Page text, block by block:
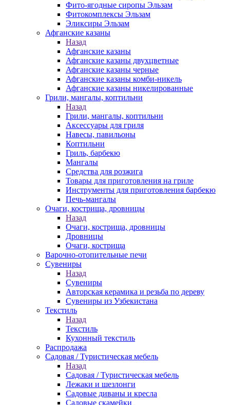
Фито-ягодные сиропы Эльзам
Фитокомплексы Эльзам
Эликсиры Эльзам
Афганские казаны
Назад
Афганские казаны
Афганские казаны двухцветные
Афганские казаны черные
Афганские казаны комби-никель
Афганские казаны никелированные
Грили, мангалы, коптильни
Назад
Грили, мангалы, коптильни
Аксессуары для гриля
Навесы, павильоны
Коптильни
Гриль, барбекю
Мангалы
Средства для розжига
Товары для приготовления на гриле
Инструменты для приготовления барбекю
Печь-мангалы
Очаги, кострища, дровницы
Назад
Очаги, кострища, дровницы
Дровницы
Очаги, кострища
Варочно-отопительные печи
Сувениры
Назад
Сувениры
Авторская керамика и резьба по дереву
Сувениры из Узбекистана
Текстиль
Назад
Текстиль
Кухонный текстиль
Распродажа
Садовая / Туристическая мебель
Назад
Садовая / Туристическая мебель
Лежаки и шезлонги
Садовые диваны и кресла
Садовые скамейки